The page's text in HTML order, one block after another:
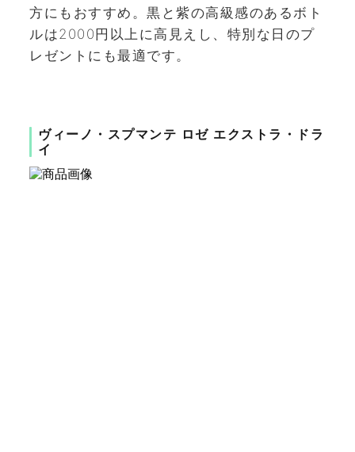
方にもおすすめ。黒と紫の高級感のあるボト
ルは2000円以上に高見えし、特別な日のプ
レゼントにも最適です。
ヴィーノ・スプマンテ ロゼ エクストラ・ドラ
イ